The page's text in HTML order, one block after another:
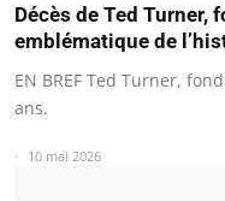
Décès de Ted Turner,
emblématique de
EN BREF Ted Turner,
ans.
10 mai 2026